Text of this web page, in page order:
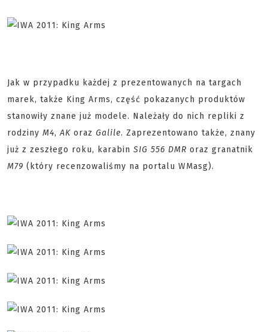
Jak w przypadku każdej z prezentowanych na targach
marek, także King Arms, część pokazanych produktów
stanowiły znane już modele. Należały do nich repliki z
rodziny M4,AK oraz Galile. Zaprezentowano także, znany
już z zeszłego roku, karabin SIG 556 DMR oraz granatnik
M79 (który recenzowaliśmy na portalu WMasg).